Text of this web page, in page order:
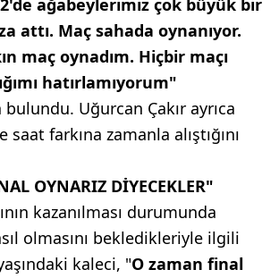
ağabeylerimiz çok büyük bir
attı. Maç sahada oynanıyor.
maç oynadım. Hiçbir maçı
hatırlamıyorum"
bulundu. Uğurcan Çakır ayrıca
saat farkına zamanla alıştığını
OYNARIZ DİYECEKLER"
kazanılması durumunda
olmasını bekledikleriyle ilgili
kaleci, "O zaman final